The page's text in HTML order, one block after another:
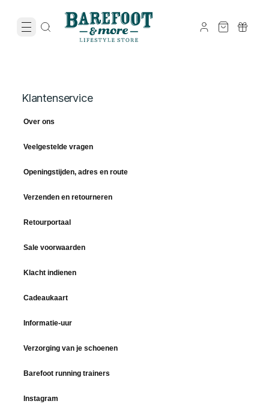
Klantenservice
Over ons
Veelgestelde vragen
Openingstijden, adres en route
Verzenden en retourneren
Retourportaal
Sale voorwaarden
Klacht indienen
Cadeaukaart
Informatie-uur
Verzorging van je schoenen
Barefoot running trainers
Instagram